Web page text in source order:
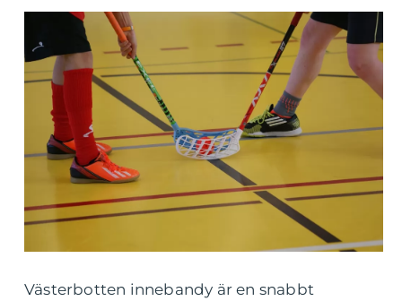
Västerbotten innebandy är en snabbt